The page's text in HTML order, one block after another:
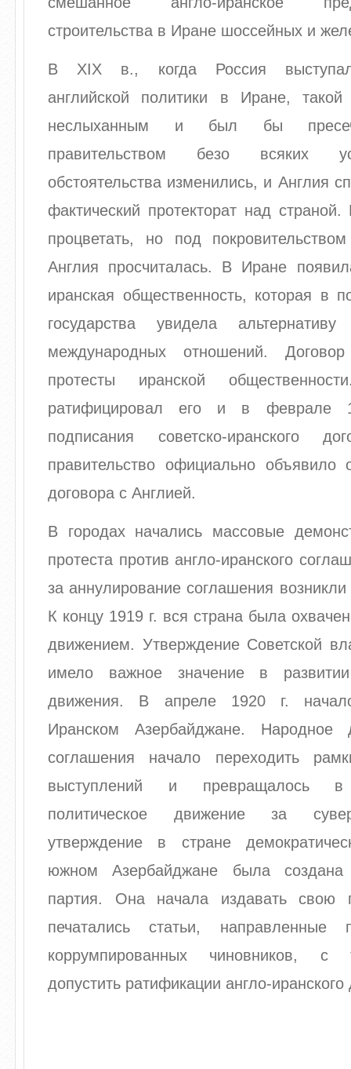
строительства в Иране шоссейных и
В XIX в., когда Россия
английской политики в Иране,
неслыханным и был бы
правительством безо всяких
обстоятельства изменились, и Англия
фактический протекторат над
процветать, но под
Англия просчиталась. В Иране
иранская общественность, которая в
государства увидела
международных отношений.
протесты иранской
ратифицировал его и в феврале
подписания советско-иранского
правительство официально объявило
договора с Англией.
В городах начались массовые
протеста против англо-иранского
за аннулирование соглашения
К концу 1919 г. вся страна была
движением. Утверждение Советской
имело важное значение в развитии
движения. В апреле 1920 г.
Иранском Азербайджане. Народное
соглашения начало переходить
выступлений и превращалось в
политическое движение за
утверждение в стране
южном Азербайджане была создана
партия. Она начала издавать свою
печатались статьи, направленные
коррумпированных чиновников, с
допустить ратификации англо-